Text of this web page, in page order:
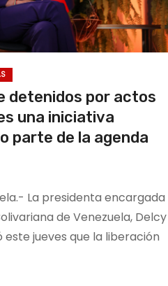
detenidos por actos
una iniciativa
parte de la agenda
La presidenta encargada
de Venezuela, Delcy
este jueves que la liberación